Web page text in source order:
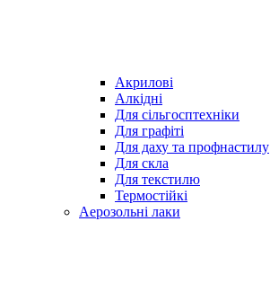
Акрилові
Алкідні
Для cільгосптехніки
Для графіті
Для даху та профнастилу
Для скла
Для текстилю
Термостійкі
Аерозольні лаки